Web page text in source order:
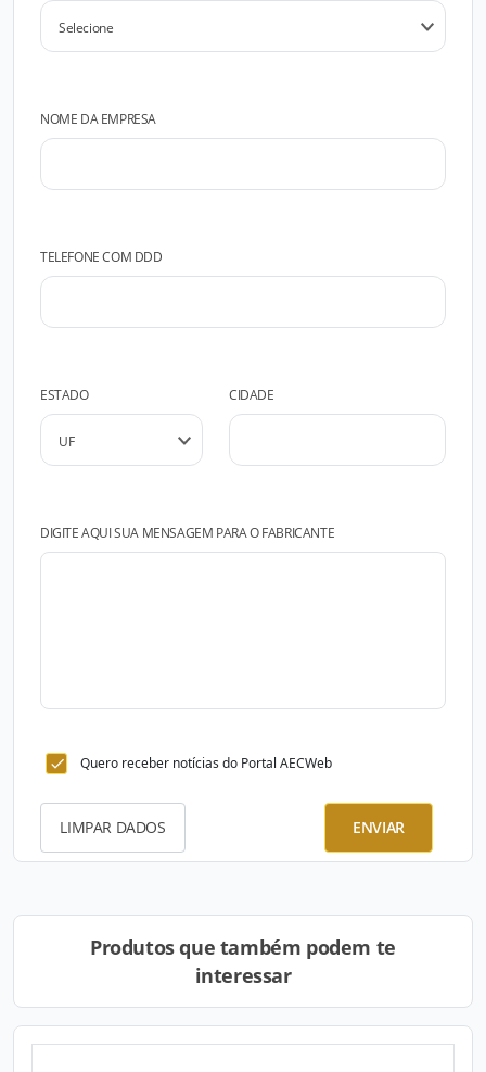
NOME DA EMPRESA
TELEFONE COM DDD
ESTADO CIDADE
DIGITE AQUI SUA MENSAGEM PARA O FABRICANTE
Quero receber notícias do Portal AECWeb
LIMPAR DADOS ENVIAR
Produtos que também podem te
interessar